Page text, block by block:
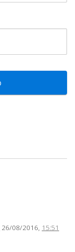
26/08/2016, 15:51